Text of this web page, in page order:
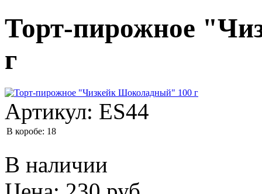
Торт-пирожное
г
Артикул: ES44
В коробе: 18
В наличии